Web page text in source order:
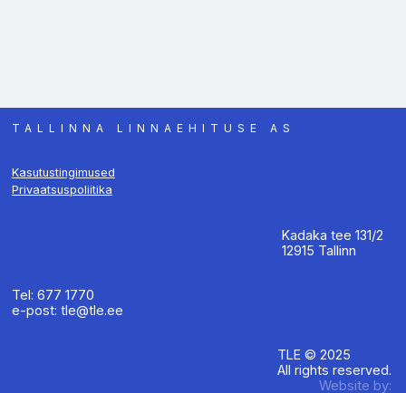
TALLINNA LINNAEHITUSE AS
Kasutustingimused
Privaatsuspoliitika
Kadaka tee 131/2
12915 Tallinn
Tel: 677 1770
e-post: tle@tle.ee
TLE © 2025
All rights reserved.
Website by: